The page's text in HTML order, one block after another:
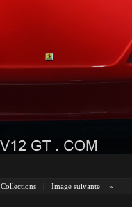
Collections | Image suivante »